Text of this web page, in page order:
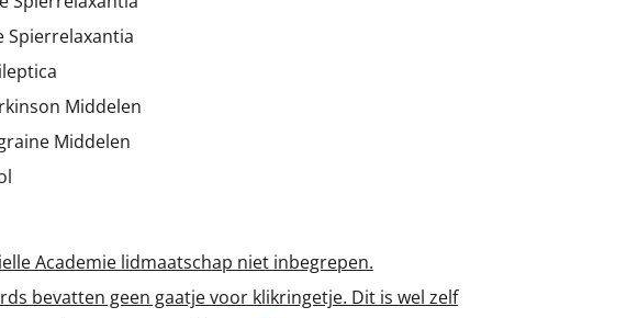
Spierrelaxantia
Middelen
Middelen
Academie lidmaatschap niet inbegrepen.
bevatten geen gaatje voor klikringetje. Dit is wel zelf